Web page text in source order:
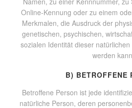
Online-Kennung oder zu einem
Merkmalen, die Ausdruck der
genetischen, psychischen,
sozialen Identität dieser
werden
B) BETROFFENE
Betroffene Person ist jede
natürliche Person, deren